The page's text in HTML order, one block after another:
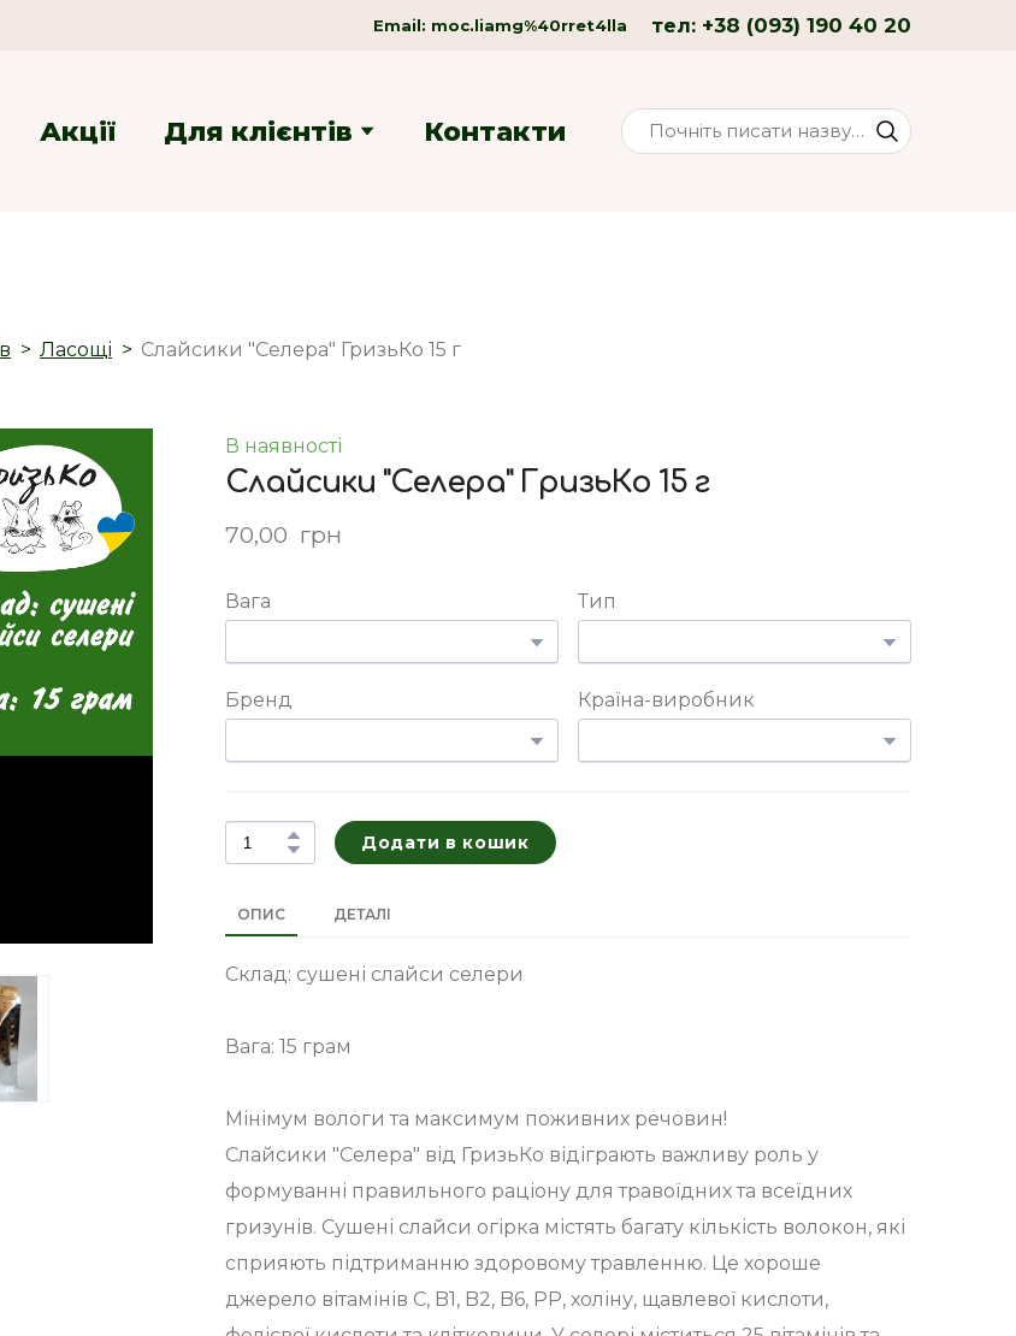
Email: moc.liamg%40rret4lla тел: +38 (093) 190 40 20
Акції Для клієнтів Контакти
Ласощі Слайсики "Селера" ГризьКо 15 г
В наявності
Слайсики "Селера" ГризьКо 15 г
70,00  грн
Вага Тип
Бренд Країна-виробник
Додати в кошик
ОПИС ДЕТАЛІ
Склад: сушені слайси селери
Вага: 15 грам
Мінімум вологи та максимум поживних речовин!
Слайсики "Селера" від ГризьКо відіграють важливу роль у
формуванні правильного раціону для травоїдних та всеїдних
гризунів. Сушені слайси огірка містять багату кількість волокон, які
сприяють підтриманню здоровому травленню. Це хороше
джерело вітамінів C, B1, B2, B6, РР, холіну, щавлевої кислоти,